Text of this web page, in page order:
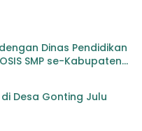
Dinas Pendidikan
SMP se-Kabupaten
di Desa Gonting Julu